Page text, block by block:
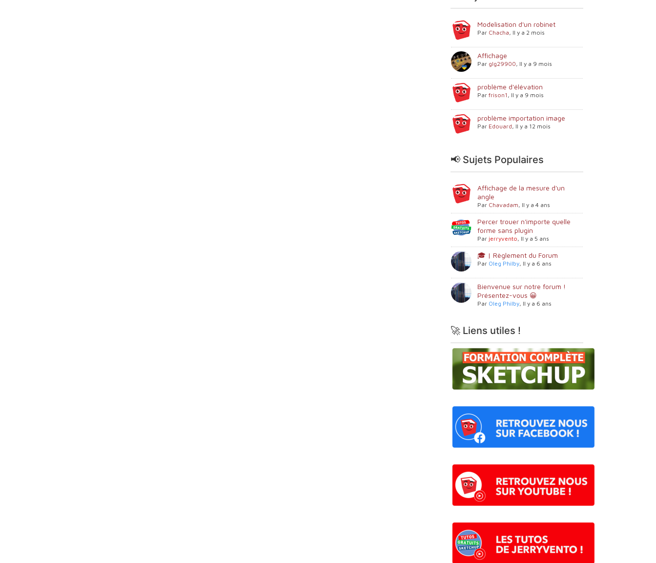
Modelisation d'un robinet
Par Chacha, Il y a 2 mois
Affichage
Par glg29900, Il y a 9 mois
problème d'élévation
Par frison1 , Il y a 9 mois
problème importation image
Par Edouard, Il y a 12 mois
📢 Sujets Populaires
Affichage de la mesure d'un
angle
Par Chavadam, Il y a 4 ans
Percer trouer n'importe quelle
forme sans plugin
Par jerryvento, Il y a 5 ans
🎓 | Règlement du Forum
Par Oleg Philby, Il y a 6 ans
Bienvenue sur notre forum !
Présentez-vous 😀
Par Oleg Philby, Il y a 6 ans
🚀 Liens utiles !